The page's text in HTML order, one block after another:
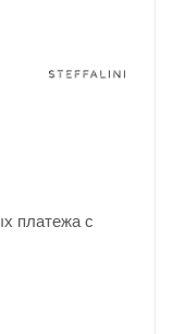
платежа с